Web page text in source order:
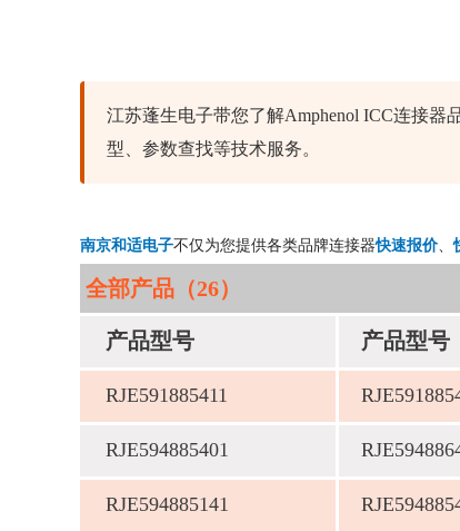
江苏蓬生电子带您了解Amphenol ICC连接
型、参数查找等技术服务。
南京和适电子不仅为您提供各类品牌连接器快速报价、
全部产品（26）
产品型号 产品型号
RJE591885411
RJE594885401
RJE594885141